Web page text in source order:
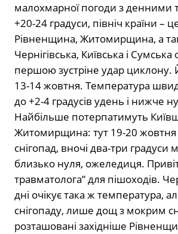
малохмарної погоди з денними
+20-24 градуси, північ країни –
Рівненщина, Житомирщина, а
Чернігівська, Київська і Сумська
першою зустріне удар циклону.
13-14 жовтня. Температура
до +2-4 градусів удень і нижче
Найбільше потерпатимуть
Житомирщина: тут 19-20 жовтня
снігопад, вночі два-три градуси
близько нуля, ожеледиця.
травматолога” для пішоходів.
дні очікує така ж температура,
снігопаду, лише дощ з мокрим
розташовані західніше